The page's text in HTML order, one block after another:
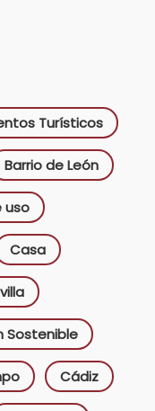
Turísticos
Barrio de León
uso
Casa
Sostenible
Cádiz